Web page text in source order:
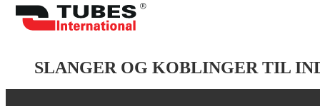
SLANGER OG KOBLINGER TIL